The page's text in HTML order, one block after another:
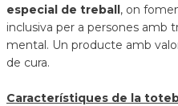
especial de treball, on
inclusiva per a persones amb
mental. Un producte amb
de cura.
Característiques de la